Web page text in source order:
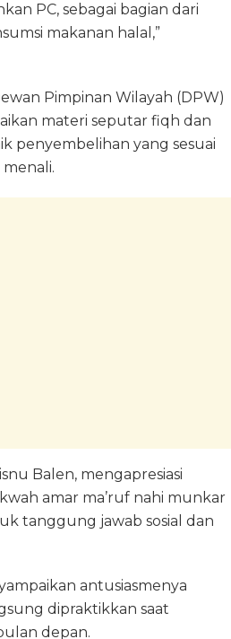
PC, sebagai bagian dari
makanan halal,”
Pimpinan Wilayah (DPW)
materi seputar fiqh dan
penyembelihan yang sesuai
Balen, mengapresiasi
amar ma’ruf nahi munkar
tanggung jawab sosial dan
antusiasmenya
dipraktikkan saat
depan.